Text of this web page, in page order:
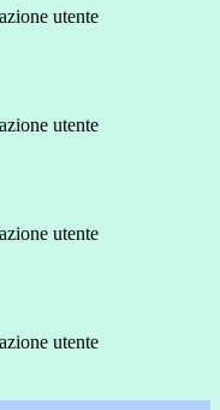
utente
utente
utente
utente